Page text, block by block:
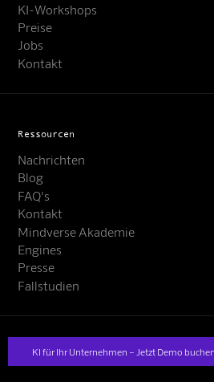
KI für Ihr Unternehmen – Jetzt Demo buchen
Mindverse Support
KI-Workshops
Preise
Jobs
Kontakt
Ressourcen
Nachrichten
Blog
FAQ's
Kontakt
Mindverse Akademie
Engines
Presse
Fallstudien
©2025 Mindverse. Alle Rechte